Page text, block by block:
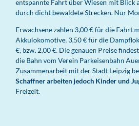
entspannte Fahrt über Wiesen mit Blick
durch dicht bewaldete Strecken. Nur
Erwachsene zahlen 3,00 € für die Fahrt
Akkulokomotive, 3,50 € für die
€, bzw. 2,00 €. Die genauen Preise
die Bahn vom Verein Parkeisenbahn
Zusammenarbeit mit der Stadt Leipzig
Schaffner arbeiten jedoch Kinder und
Freizeit.